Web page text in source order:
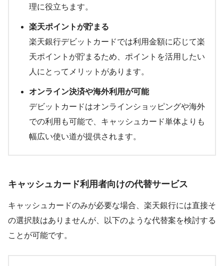
理に役立ちます。
楽天ポイントが貯まる
楽天銀行デビットカードでは利用金額に応じて楽
天ポイントが貯まるため、ポイントを活用したい
人にとってメリットがあります。
オンライン決済や海外利用が可能
デビットカードはオンラインショッピングや海外
での利用も可能で、キャッシュカード単体よりも
幅広い使い道が提供されます。
キャッシュカード利用者向けの代替サービス
キャッシュカードのみが必要な場合、楽天銀行には直接そ
の選択肢はありませんが、以下のような代替案を検討する
ことが可能です。